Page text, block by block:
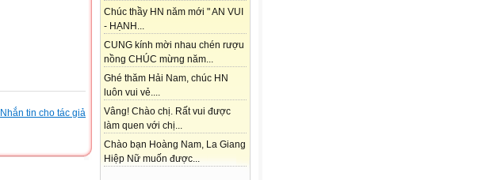
Chúc thầy HN năm mới " AN VUI
- HẠNH...
CUNG kính mời nhau chén rượu
nồng CHÚC mừng năm...
Ghé thăm Hải Nam, chúc HN
luôn vui vẻ....
Vâng! Chào chị. Rất vui được
làm quen với chị...
Chào bạn Hoàng Nam, La Giang
Hiệp Nữ muốn được...
Nhắn tin cho tác giả